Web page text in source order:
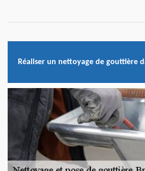
Réaliser un nettoyage de gouttière